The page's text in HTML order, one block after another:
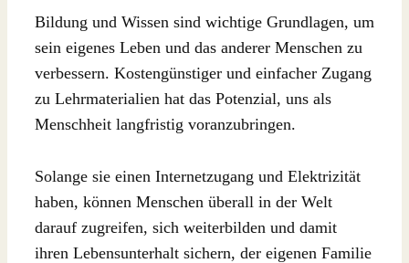
Bildung und Wissen sind wichtige Grundlagen, um
sein eigenes Leben und das anderer Menschen zu
verbessern. Kostengünstiger und einfacher Zugang
zu Lehrmaterialien hat das Potenzial, uns als
Menschheit langfristig voranzubringen.
Solange sie einen Internetzugang und Elektrizität
haben, können Menschen überall in der Welt
darauf zugreifen, sich weiterbilden und damit
ihren Lebensunterhalt sichern, der eigenen Familie